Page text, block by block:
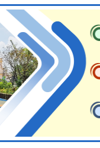
署委託財